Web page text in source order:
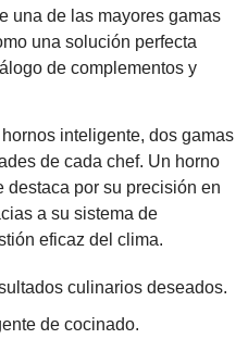
una de las mayores gamas
una solución perfecta
de complementos y
inteligente, dos gamas
de cada chef. Un horno
destaca por su precisión en
a su sistema de
eficaz del clima.
culinarios deseados.
de cocinado.